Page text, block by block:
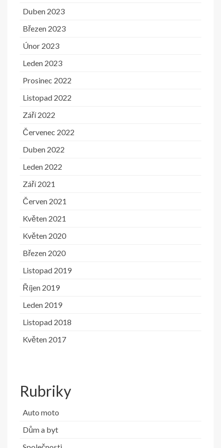
Duben 2023
Březen 2023
Únor 2023
Leden 2023
Prosinec 2022
Listopad 2022
Září 2022
Červenec 2022
Duben 2022
Leden 2022
Září 2021
Červen 2021
Květen 2021
Květen 2020
Březen 2020
Listopad 2019
Říjen 2019
Leden 2019
Listopad 2018
Květen 2017
Rubriky
Auto moto
Dům a byt